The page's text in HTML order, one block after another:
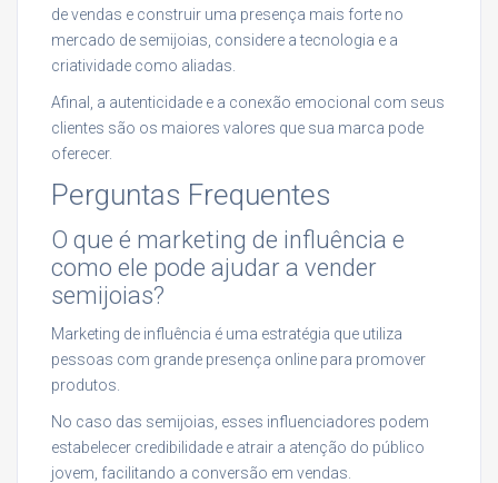
de vendas e construir uma presença mais forte no
mercado de semijoias, considere a tecnologia e a
criatividade como aliadas.
Afinal, a autenticidade e a conexão emocional com seus
clientes são os maiores valores que sua marca pode
oferecer.
Perguntas Frequentes
O que é marketing de influência e
como ele pode ajudar a vender
semijoias?
Marketing de influência é uma estratégia que utiliza
pessoas com grande presença online para promover
produtos.
No caso das semijoias, esses influenciadores podem
estabelecer credibilidade e atrair a atenção do público
jovem, facilitando a conversão em vendas.